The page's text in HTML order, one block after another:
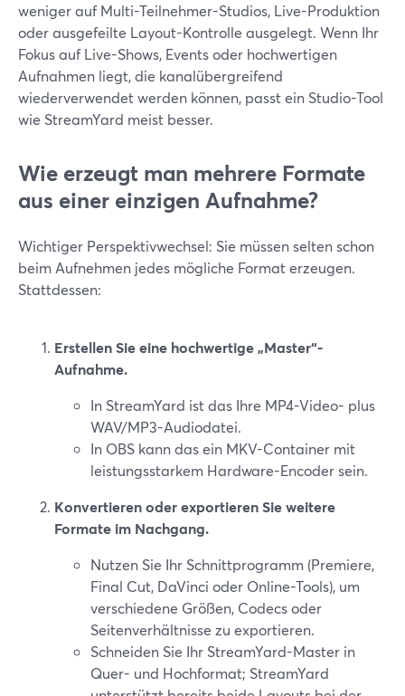
weniger auf Multi-Teilnehmer-Studios, Live-Produktion
oder ausgefeilte Layout-Kontrolle ausgelegt. Wenn Ihr
Fokus auf Live-Shows, Events oder hochwertigen
Aufnahmen liegt, die kanalübergreifend
wiederverwendet werden können, passt ein Studio-Tool
wie StreamYard meist besser.
Wie erzeugt man mehrere Formate
aus einer einzigen Aufnahme?
Wichtiger Perspektivwechsel: Sie müssen selten schon
beim Aufnehmen jedes mögliche Format erzeugen.
Stattdessen:
Erstellen Sie eine hochwertige „Master“-
Aufnahme.
In StreamYard ist das Ihre MP4-Video- plus
WAV/MP3-Audiodatei.
In OBS kann das ein MKV-Container mit
leistungsstarkem Hardware-Encoder sein.
Konvertieren oder exportieren Sie weitere
Formate im Nachgang.
Nutzen Sie Ihr Schnittprogramm (Premiere,
Final Cut, DaVinci oder Online-Tools), um
verschiedene Größen, Codecs oder
Seitenverhältnisse zu exportieren.
Schneiden Sie Ihr StreamYard-Master in
Quer- und Hochformat; StreamYard